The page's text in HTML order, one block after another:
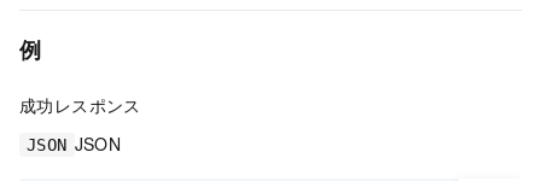
例
成功レスポンス
JSON JSON